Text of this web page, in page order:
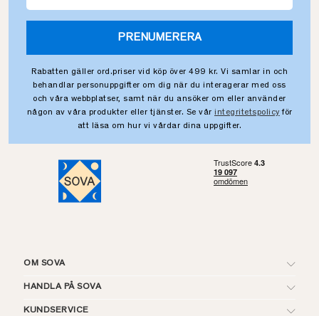
PRENUMERERA
Rabatten gäller ord.priser vid köp över 499 kr. Vi samlar in och
behandlar personuppgifter om dig när du interagerar med oss
och våra webbplatser, samt när du ansöker om eller använder
någon av våra produkter eller tjänster. Se vår integritetspolicy för
att läsa om hur vi vårdar dina uppgifter.
OM SOVA
HANDLA PÅ SOVA
KUNDSERVICE